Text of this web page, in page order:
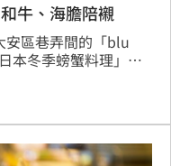
牛、海膽陪襯
安區巷弄間的「blu
本冬季螃蟹料理」為
，秋蟹季到來，台
東方酒店文華Café也